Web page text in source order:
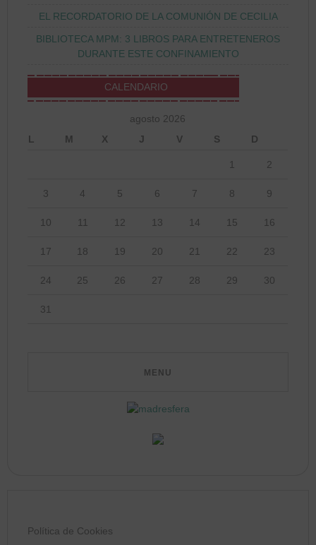
EL RECORDATORIO DE LA COMUNIÓN DE CECILIA
BIBLIOTECA MPM: 3 LIBROS PARA ENTRETENEROS
DURANTE ESTE CONFINAMIENTO
CALENDARIO
agosto 2026
L
M X J V S D
1 2
3 4 5 6 7 8 9
10 11 12 13 14 15 16
17 18 19 20 21 22 23
24 25 26 27 28 29 30
31
Política de Cookies